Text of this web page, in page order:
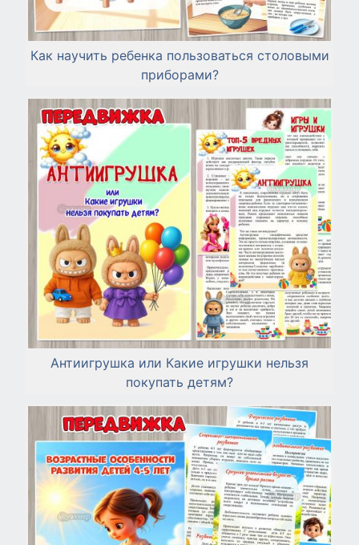
Как научить ребенка пользоваться столовыми
приборами?
Антиигрушка или Какие игрушки нельзя
покупать детям?